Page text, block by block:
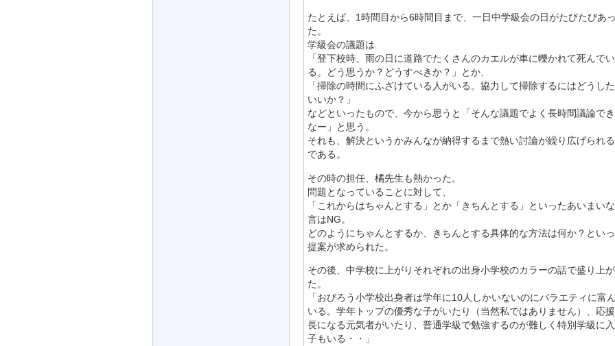
たとえば、1時間目から6時間目まで、一日中学級会の日がたびたびあっ
た。
学級会の議題は
「登下校時、雨の日に道路でたくさんのカエルが車に轢かれて死んでい
る。どう思うか？どうすべきか？」とか、
「掃除の時間にふざけている人がいる。協力して掃除するにはどうし
いいか？」
などといったもので、今から思うと「そんな議題でよく長時間議論で
なー」と思う。
それも、解決というかみんなが納得するまで熱い討論が繰り広げられ
である。
その時の担任、橘先生も熱かった。
問題となっていることに対して、
「これからはちゃんとする」とか「きちんとする」といったあいまい
言はNG。
どのようにちゃんとするか、きちんとする具体的な方法は何か？とい
提案が求められた。
その後、中学校に上がりそれぞれの出身小学校のカラーの話で盛り上
た。
「おびろう小学校出身者は学年に10人しかいないのにバラエティに富
いる。学年トップの優秀な子がいたり（当然私ではありません）、応
長になる元気者がいたり、普通学級で勉強するのが難しく特別学級に
子もいる・・」